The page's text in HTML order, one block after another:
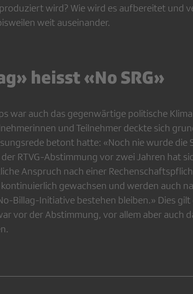
wird? Wie wird es aufbereitet und
weit auseinander.
heisst «No SRG»
war auch das gegenwärtige politische
und Teilnehmer deckte sich
betont hatte: «Noch nie wurde die
RTVG-Abstimmung vor zwei Jahren hat
Anspruch nach einer
gewachsen und werden auch
Billag-Initiative bestehen bleiben.» Dies gilt
vor der Abstimmung, vor allem aber auch